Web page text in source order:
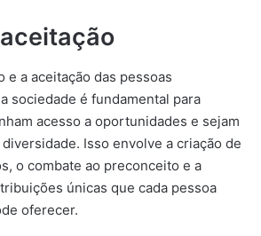
e a aceitação das pessoas
sociedade é fundamental para
acesso a oportunidades e sejam
Isso envolve a criação de
o combate ao preconceito e a
únicas que cada pessoa
oferecer.